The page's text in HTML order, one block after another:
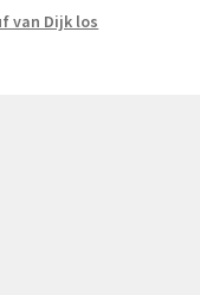
van Dijk los